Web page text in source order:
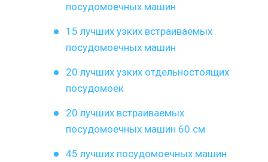
посудомоечных машин
15 лучших узких встраиваемых
посудомоечных машин
20 лучших узких отдельностоящих
посудомоек
20 лучших встраиваемых
посудомоечных машин 60 см
45 лучших посудомоечных машин